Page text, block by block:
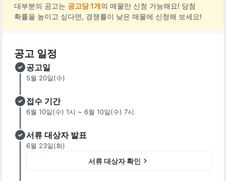
대부분의 공고는 공고당 1개의 매물만 신청 가능해요! 당첨
확률을 높이고 싶다면, 경쟁률이 낮은 매물에 신청해 보세요!
공고 일정
공고일
5월 20일(수)
접수 기간
6월 10일(수) 1시 ~ 6월 10일(수) 7시
서류 대상자 발표
6월 23일(화)
서류 대상자 확인